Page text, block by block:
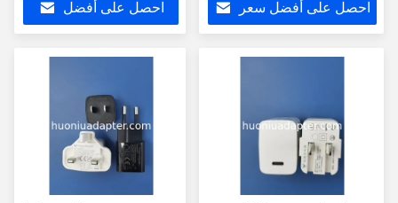
احصل على أفضل احصل على أفضل سعر